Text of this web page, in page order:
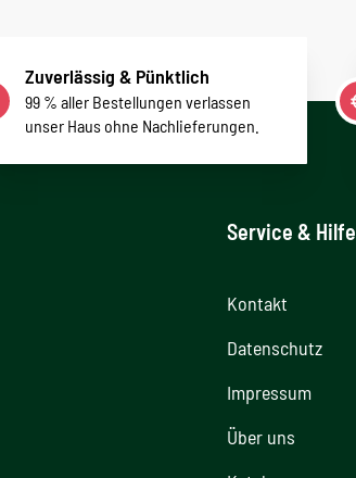
Zuverlässig & Pünktlich
99 % aller Bestellungen verlassen
unser Haus ohne Nachlieferungen.
Service & Hilfe
Kontakt
Datenschutz
Impressum
Über uns